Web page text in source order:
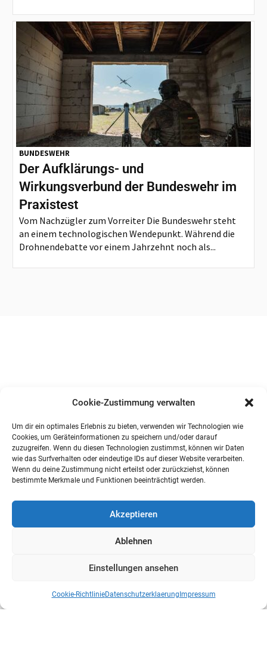
Cookie-Zustimmung verwalten
Um dir ein optimales Erlebnis zu bieten, verwenden wir Technologien wie
Cookies, um Geräteinformationen zu speichern und/oder darauf
zuzugreifen. Wenn du diesen Technologien zustimmst, können wir Daten
wie das Surfverhalten oder eindeutige IDs auf dieser Website verarbeiten.
Wenn du deine Zustimmung nicht erteilst oder zurückziehst, können
bestimmte Merkmale und Funktionen beeinträchtigt werden.
Akzeptieren
Ablehnen
Einstellungen ansehen
Cookie-RichtlinieDatenschutzerklaerung Impressum
BUNDESWEHR
Der Aufklärungs- und
Wirkungsverbund der Bundeswehr im
Praxistest
Vom Nachzügler zum Vorreiter Die Bundeswehr steht
an einem technologischen Wendepunkt. Während die
Drohnendebatte vor einem Jahrzehnt noch als...